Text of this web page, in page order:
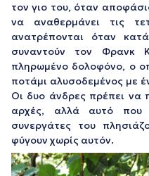
τον γιο του, όταν
να αναθερμάνει τις
ανατρέπονται όταν
συναντούν τον Φρανκ
πληρωμένο δολοφόνο, ο
ποτάμι αλυσοδεμένος με
Oι δυο άνδρες πρέπει να
αρχές, αλλά αυτό που
συνεργάτες του
φύγουν χωρίς αυτόν.